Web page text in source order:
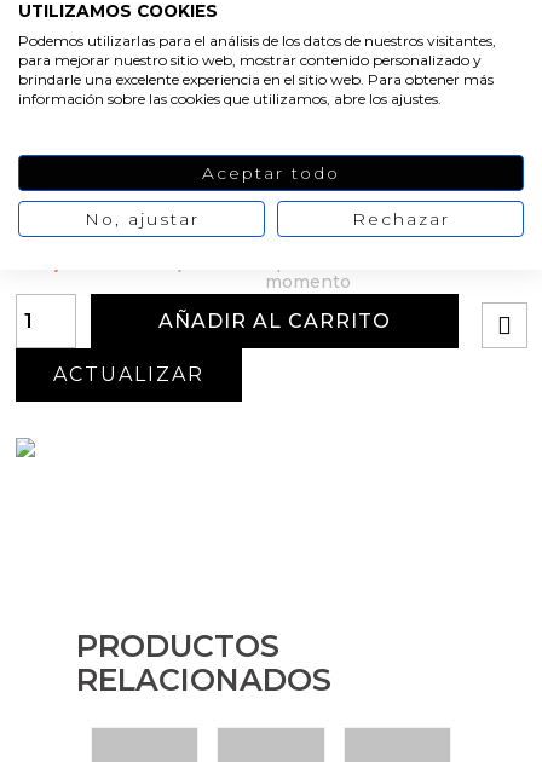
Capacidad: 1 ml
Medidas: 15,8 cm de largo
Oferta
-30%
No hay
momento
AÑADIR AL CARRITO
PRODUCTOS
RELACIONADOS
UTILIZAMOS COOKIES
Podemos utilizarlas para el análisis de los datos de nuestros visitantes,
para mejorar nuestro sitio web, mostrar contenido personalizado y
brindarle una excelente experiencia en el sitio web. Para obtener más
información sobre las cookies que utilizamos, abre los ajustes.
Aceptar todo
No, ajustar Rechazar